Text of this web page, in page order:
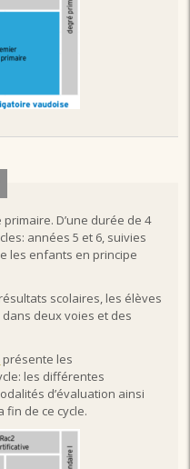
D’une durée de 4
années 5 et 6, suivies
les enfants en principe
scolaires, les élèves
deux voies et des
présente les
les différentes
d’évaluation ainsi
fin de ce cycle.